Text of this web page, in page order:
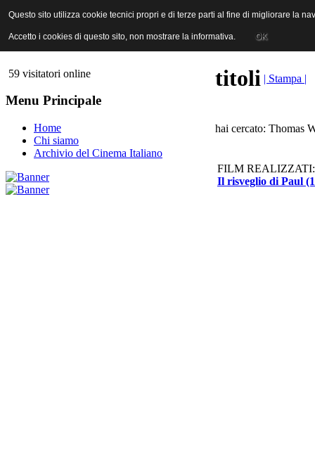
ANICA | Associazione Nazionale Industrie Cinematografiche
59 visitatori online
Menu Principale
Home
Chi siamo
Archivio del Cinema Italiano
titoli | Stampa |
hai cercato: Thomas
FILM REALIZZATI:
Il risveglio di Paul
Questo sito utilizza cookie tecnici propri e di terze parti al fine di migliorare la
Accetto i cookies di questo sito, non mostrare la informativa. OK
Questo sito utilizza cookie tecnici propri e di terze parti al fine di migliorare la
Accetto i cookies di questo sito, non mostrare la informativa. OK